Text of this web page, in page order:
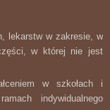
lekarstw w zakresie, w
w której nie jest
w szkołach i
indywidualnego